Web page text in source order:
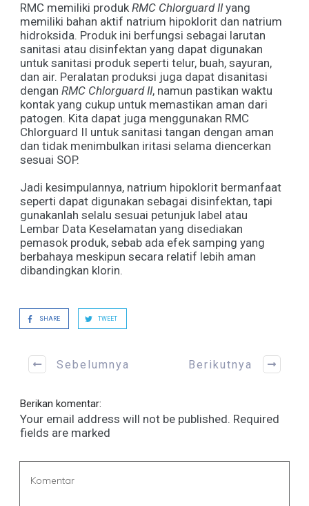
RMC memiliki produk RMC Chlorguard IIyang
memiliki bahan aktif natrium hipoklorit dan natrium
hidroksida. Produk ini berfungsi sebagai larutan
sanitasi atau disinfektan yang dapat digunakan
untuk sanitasi produk seperti telur, buah, sayuran,
dan air. Peralatan produksi juga dapat disanitasi
dengan RMC Chlorguard II, namun pastikan waktu
kontak yang cukup untuk memastikan aman dari
patogen. Kita dapat juga menggunakan RMC
Chlorguard II untuk sanitasi tangan dengan aman
dan tidak menimbulkan iritasi selama diencerkan
sesuai SOP.
Jadi kesimpulannya, natrium hipoklorit bermanfaat
seperti dapat digunakan sebagai disinfektan, tapi
gunakanlah selalu sesuai petunjuk label atau
Lembar Data Keselamatan yang disediakan
pemasok produk, sebab ada efek samping yang
berbahaya meskipun secara relatif lebih aman
dibandingkan klorin.
SHARE TWEET
Sebelumnya Berikutnya
Berikan komentar:
Your email address will not be published. Required
fields are marked